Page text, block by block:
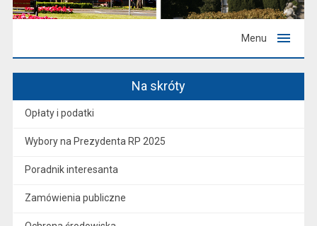
Menu
Na skróty
Opłaty i podatki
Wybory na Prezydenta RP 2025
Poradnik interesanta
Zamówienia publiczne